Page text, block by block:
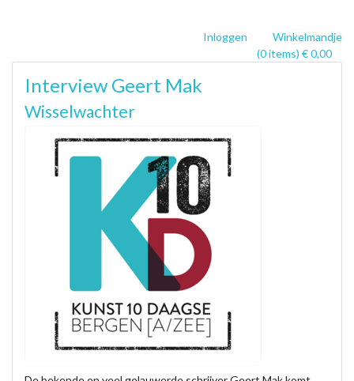
Inloggen
Winkelmandje
(0 items) € 0,00
Interview Geert Mak
Wisselwachter